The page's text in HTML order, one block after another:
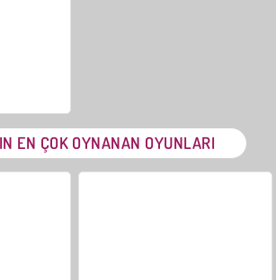
EN ÇOK OYNANAN OYUNLARI